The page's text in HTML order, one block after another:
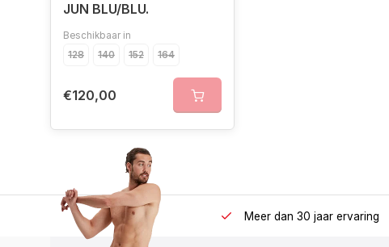
JUN BLU/BLU.
Beschikbaar in
128
140 152 164
€120,00
Meer dan 30 jaar ervaring